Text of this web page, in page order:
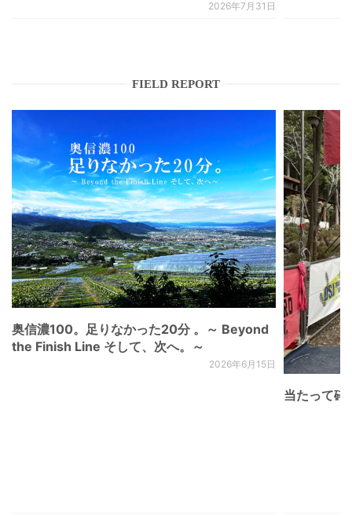
2026年7月31日
FIELD REPORT
奥信濃100。足りなかった20分 。～ Beyond
the Finish Line そして、次へ。～
2026年6月15日
当たって砕